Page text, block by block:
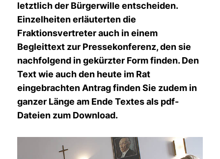
letztlich der Bürgerwille entscheiden.
Einzelheiten erläuterten die
Fraktionsvertreter auch in einem
Begleittext zur Pressekonferenz, den sie
nachfolgend in gekürzter Form finden. Den
Text wie auch den heute im Rat
eingebrachten Antrag finden Sie zudem in
ganzer Länge am Ende Textes als pdf-
Dateien zum Download.